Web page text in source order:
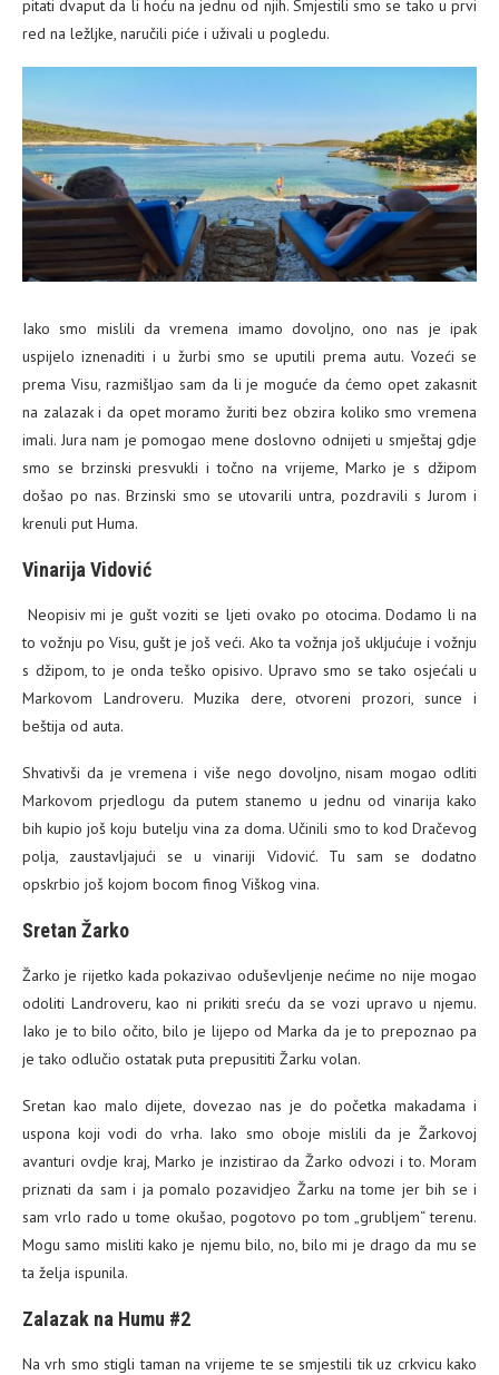
pitati dvaput da li hoću na jednu od njih. Smjestili smo se tako u prvi
red na ležljke, naručili piće i uživali u pogledu.
Iako smo mislili da vremena imamo dovoljno, ono nas je ipak
uspijelo iznenaditi i u žurbi smo se uputili prema autu. Vozeći se
prema Visu, razmišljao sam da li je moguće da ćemo opet zakasnit
na zalazak i da opet moramo žuriti bez obzira koliko smo vremena
imali. Jura nam je pomogao mene doslovno odnijeti u smještaj gdje
smo se brzinski presvukli i točno na vrijeme, Marko je s džipom
došao po nas. Brzinski smo se utovarili untra, pozdravili s Jurom i
krenuli put Huma.
Vinarija Vidović
Neopisiv mi je gušt voziti se ljeti ovako po otocima. Dodamo li na
to vožnju po Visu, gušt je još veći. Ako ta vožnja još ukljućuje i vožnju
s džipom, to je onda teško opisivo. Upravo smo se tako osjećali u
Markovom Landroveru. Muzika dere, otvoreni prozori, sunce i
beštija od auta.
Shvativši da je vremena i više nego dovoljno, nisam mogao odliti
Markovom prjedlogu da putem stanemo u jednu od vinarija kako
bih kupio još koju butelju vina za doma. Učinili smo to kod Dračevog
polja, zaustavljajući se u vinariji Vidović. Tu sam se dodatno
opskrbio još kojom bocom finog Viškog vina.
Sretan Žarko
Žarko je rijetko kada pokazivao oduševljenje nećime no nije mogao
odoliti Landroveru, kao ni prikiti sreću da se vozi upravo u njemu.
Iako je to bilo očito, bilo je lijepo od Marka da je to prepoznao pa
je tako odlučio ostatak puta prepusititi Žarku volan.
Sretan kao malo dijete, dovezao nas je do početka makadama i
uspona koji vodi do vrha. Iako smo oboje mislili da je Žarkovoj
avanturi ovdje kraj, Marko je inzistirao da Žarko odvozi i to. Moram
priznati da sam i ja pomalo pozavidjeo Žarku na tome jer bih se i
sam vrlo rado u tome okušao, pogotovo po tom „grubljem“ terenu.
Mogu samo misliti kako je njemu bilo, no, bilo mi je drago da mu se
ta želja ispunila.
Zalazak na Humu #2
Na vrh smo stigli taman na vrijeme te se smjestili tik uz crkvicu kako